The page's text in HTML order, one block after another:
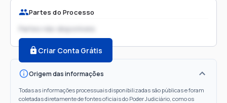
Partes do Processo
Partes não disponíveis
Criar Conta Grátis
Origem das informações
Todas as informações processuais disponibilizadas são públicas e foram
coletadas diretamente de fontes oficiais do Poder Judiciário, como os